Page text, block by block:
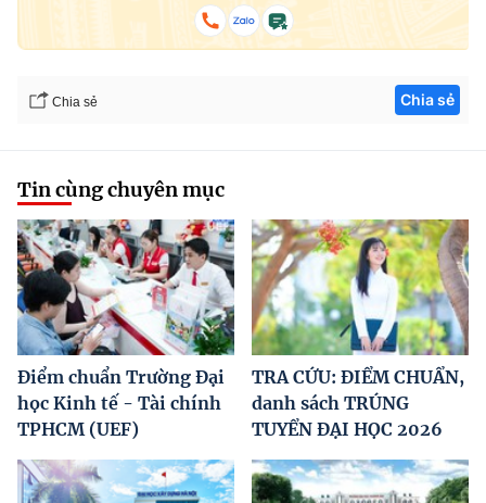
Chia sẻ Chia sẻ
Tin cùng chuyên mục
Điểm chuẩn Trường Đại
học Kinh tế - Tài chính
TPHCM (UEF)
TRA CỨU: ĐIỂM CHUẨN,
danh sách TRÚNG
TUYỂN ĐẠI HỌC 2026